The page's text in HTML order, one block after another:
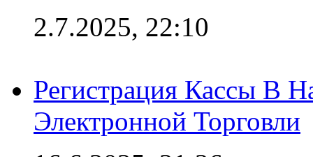
2.7.2025, 22:10
Регистрация Кассы В
Электронной Торговли